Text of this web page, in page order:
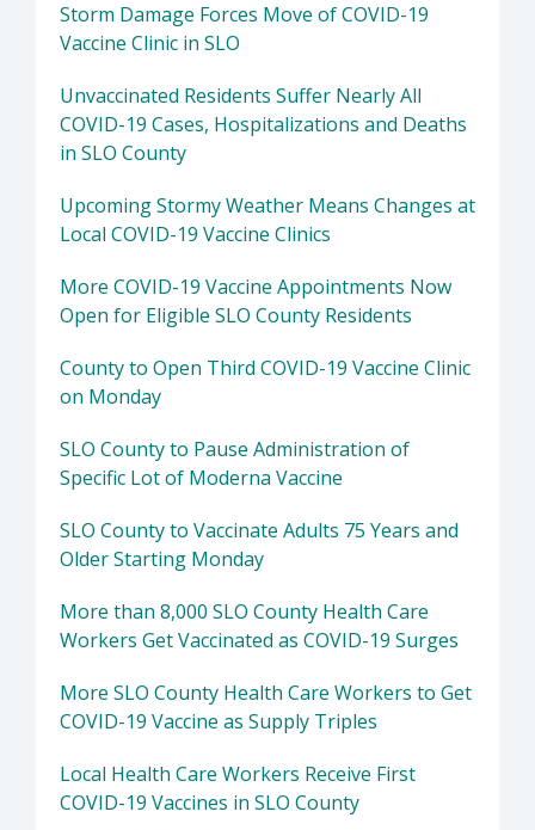
Storm Damage Forces Move of COVID-19
Vaccine Clinic in SLO
Unvaccinated Residents Suffer Nearly All
COVID-19 Cases, Hospitalizations and Deaths
in SLO County
Upcoming Stormy Weather Means Changes at
Local COVID-19 Vaccine Clinics
More COVID-19 Vaccine Appointments Now
Open for Eligible SLO County Residents
County to Open Third COVID-19 Vaccine Clinic
on Monday
SLO County to Pause Administration of
Specific Lot of Moderna Vaccine
SLO County to Vaccinate Adults 75 Years and
Older Starting Monday
More than 8,000 SLO County Health Care
Workers Get Vaccinated as COVID-19 Surges
More SLO County Health Care Workers to Get
COVID-19 Vaccine as Supply Triples
Local Health Care Workers Receive First
COVID-19 Vaccines in SLO County